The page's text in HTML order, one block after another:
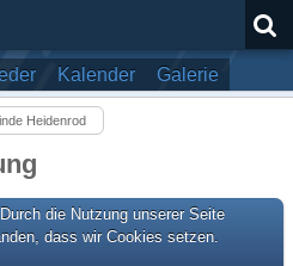
Kalender Galerie
Heidenrod
die Nutzung unserer Seite
dass wir Cookies setzen.